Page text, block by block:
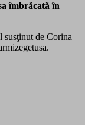
îmbrăcată în
susţinut de Corina